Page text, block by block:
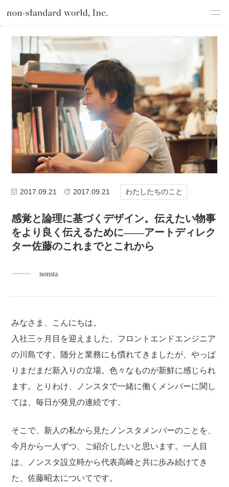
about
service
works
flow
shop
blog
recruit
atelier
ブログ わたしたちのこと 感覚と論理に基づくデザイン
2017.09.21 2017.09.21 わたしたちのこと
感覚と論理に基づくデザイン。伝えたい物事
をより良く伝えるために——アートディレク
ター佐藤のこれまでとこれから
nonsta
みなさま、こんにちは。
入社三ヶ月目を迎えました、フロントエンドエンジニア
の川島です。随分と業務にも慣れてきましたが、やっぱ
りまだまだ新入りの立場。色々なものが新鮮に感じられ
ます。とりわけ、ノンスタで一緒に働くメンバーに関し
ては、毎日が発見の連続です。
そこで、新人の私から見たノンスタメンバーのことを、
今月から一人ずつ、ご紹介したいと思います。一人目
は、ノンスタ設立時から代表高崎と共に歩み続けてき
た、佐藤昭太についてです。